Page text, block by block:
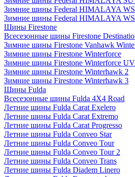
Зимние шины Federal HIMALAYA
Зимние шины Federal HIMALAYA
Шины Firestone
Всесезонные шины Firestone
Зимние шины Firestone Vanhawk
Зимние шины Firestone Winterforce
Зимние шины Firestone Winterforce UV
Зимние шины Firestone Winterhawk 2
Зимние шины Firestone Winterhawk 3
Шины Fulda
Всесезонные шины Fulda 4X4 Road
Летние шины Fulda Carat Exelero
Летние шины Fulda Carat Extremo
Летние шины Fulda Carat Progresso
Летние шины Fulda Conveo Star
Летние шины Fulda Conveo Tour
Летние шины Fulda Conveo Tour 2
Летние шины Fulda Conveo Trans
Летние шины Fulda Diadem Linero